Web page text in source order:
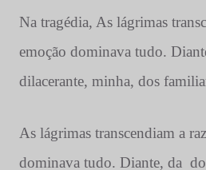
Na tragédia, As lágrimas
emoção dominava tudo.
dilacerante, minha, dos
As lágrimas transcendiam a
dominava tudo. Diante, da